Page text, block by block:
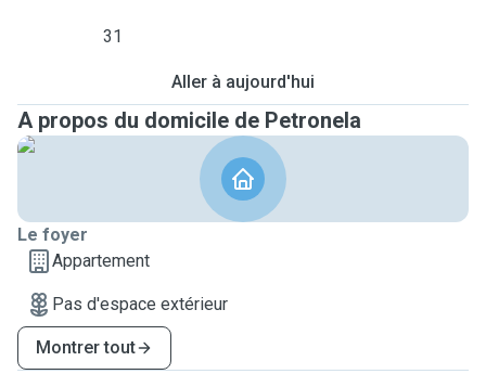
31
Aller à aujourd'hui
A propos du domicile de Petronela
Le foyer
Appartement
Pas d'espace extérieur
Montrer tout